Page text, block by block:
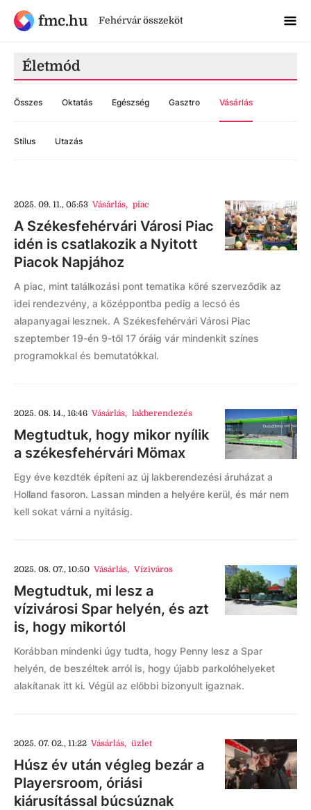
fmc.hu Fehérvár összeköt
Életmód
Összes Oktatás Egészség Gasztro Vásárlás
Stílus Utazás
2025. 09. 11., 05:53 Vásárlás, piac
A Székesfehérvári Városi Piac
idén is csatlakozik a Nyitott
Piacok Napjához
A piac, mint találkozási pont tematika köré szerveződik az
idei rendezvény, a középpontba pedig a lecsó és
alapanyagai lesznek. A Székesfehérvári Városi Piac
szeptember 19-én 9-től 17 óráig vár mindenkit színes
programokkal és bemutatókkal.
2025. 08. 14., 16:46 Vásárlás, lakberendezés
Megtudtuk, hogy mikor nyílik
a székesfehérvári Mömax
Egy éve kezdték építeni az új lakberendezési áruházat a
Holland fasoron. Lassan minden a helyére kerül, és már nem
kell sokat várni a nyitásig.
2025. 08. 07., 10:50 Vásárlás, Víziváros
Megtudtuk, mi lesz a
vízivárosi Spar helyén, és azt
is, hogy mikortól
Korábban mindenki úgy tudta, hogy Penny lesz a Spar
helyén, de beszéltek arról is, hogy újabb parkolóhelyeket
alakítanak itt ki. Végül az előbbi bizonyult igaznak.
2025. 07. 02., 11:22 Vásárlás, üzlet
Húsz év után végleg bezár a
Playersroom, óriási
kiárusítással búcsúznak